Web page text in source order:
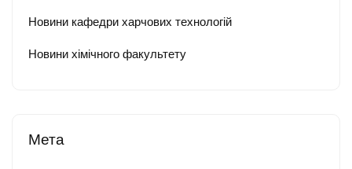
Новини кафедри харчових технологій
Новини хімічного факультету
Мета